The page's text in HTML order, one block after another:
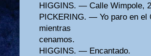
HIGGINS. — Calle Wimpole,
PICKERING. — Yo paro en el
mientras
cenamos.
HIGGINS. — Encantado.